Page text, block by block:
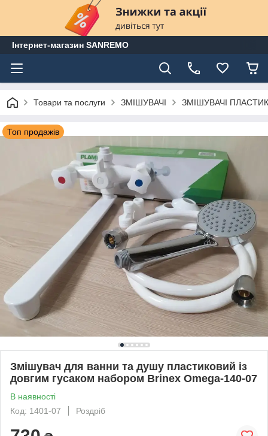
Інтернет-магазин SANREMO
Товари та послуги ЗМІШУВАЧІ ЗМІШУВАЧІ
Топ продажів
Змішувач для ванни та душу пластиковий із
довгим гусаком набором Brinex Omega-140-07
В наявності
Код: 1401-07
Роздріб